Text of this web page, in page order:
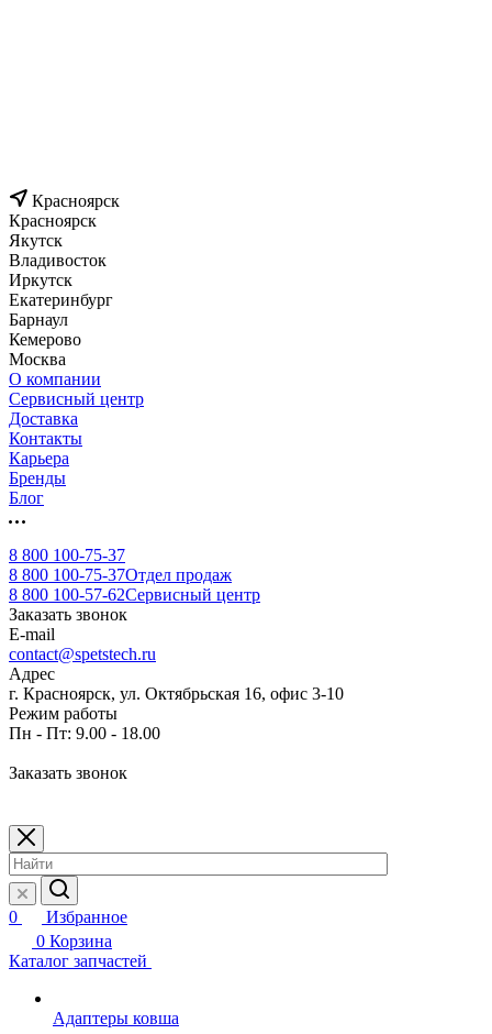
Красноярск
Красноярск
Якутск
Владивосток
Иркутск
Екатеринбург
Барнаул
Кемерово
Москва
О компании
Сервисный центр
Доставка
Контакты
Карьера
Бренды
Блог
8 800 100-75-37
8 800 100-75-37Отдел продаж
8 800 100-57-62Сервисный центр
Заказать звонок
E-mail
contact@spetstech.ru
Адрес
г. Красноярск, ул. Октябрьская 16, офис 3-10
Режим работы
Пн - Пт: 9.00 - 18.00
Заказать звонок
0
Избранное
0 Корзина
Каталог запчастей
Адаптеры ковша